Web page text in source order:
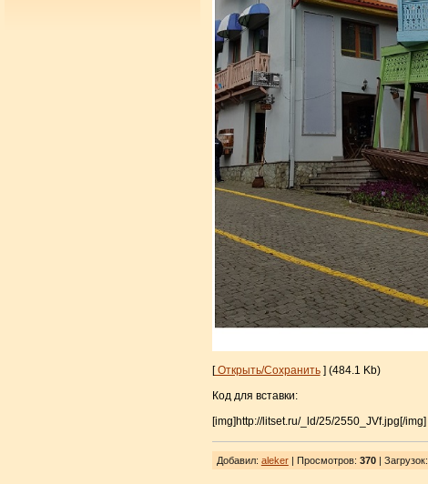
[Открыть/Сохранить] (484.1 Kb)
Код для вставки:
[img]http://litset.ru/_ld/25/2550_JVf.jpg[/img]
Добавил: aleker| Просмотров: 370| Загрузок: